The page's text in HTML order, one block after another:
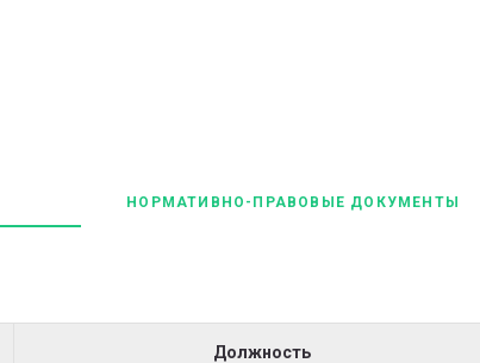
НОРМАТИВНО-ПРАВОВЫЕ ДОКУМЕНТЫ
Должность